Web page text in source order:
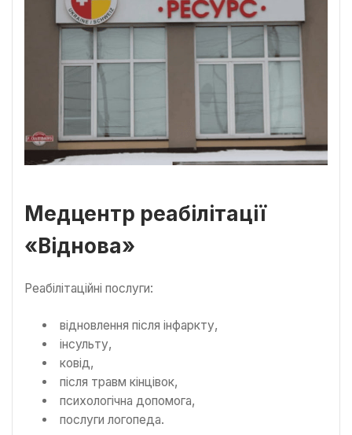
Медцентр реабілітації
«Віднова»
Реабілітаційні послуги:
відновлення після інфаркту,
інсульту,
ковід,
після травм кінцівок,
психологічна допомога,
послуги логопеда.